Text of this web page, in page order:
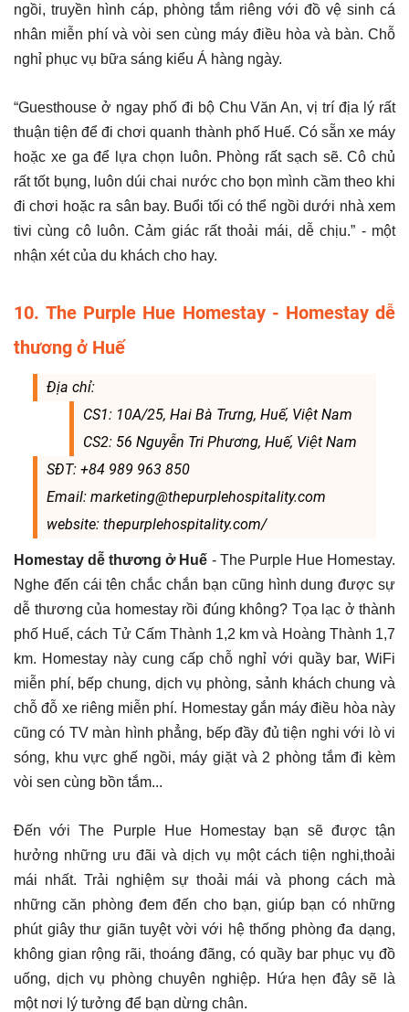
ngồi, truyền hình cáp, phòng tắm riêng với đồ vệ sinh cá
nhân miễn phí và vòi sen cùng máy điều hòa và bàn. Chỗ
nghỉ phục vụ bữa sáng kiểu Á hàng ngày.
“Guesthouse ở ngay phố đi bộ Chu Văn An, vị trí địa lý rất
thuận tiện để đi chơi quanh thành phố Huế. Có sẵn xe máy
hoặc xe ga để lựa chọn luôn. Phòng rất sạch sẽ. Cô chủ
rất tốt bụng, luôn dúi chai nước cho bọn mình cầm theo khi
đi chơi hoặc ra sân bay. Buổi tối có thể ngồi dưới nhà xem
tivi cùng cô luôn. Cảm giác rất thoải mái, dễ chịu.” - một
nhận xét của du khách cho hay.
10. The Purple Hue Homestay - Homestay dễ
thương ở Huế
Địa chỉ:
CS1: 10A/25, Hai Bà Trưng, Huế, Việt Nam
CS2: 56 Nguyễn Tri Phương, Huế, Việt Nam
SĐT: +84 989 963 850
Email: marketing@thepurplehospitality.com
website: thepurplehospitality.com/
Homestay dễ thương ở Huế - The Purple Hue Homestay.
Nghe đến cái tên chắc chắn bạn cũng hình dung được sự
dễ thương của homestay rồi đúng không? Tọa lạc ở thành
phố Huế, cách Tử Cấm Thành 1,2 km và Hoàng Thành 1,7
km. Homestay này cung cấp chỗ nghỉ với quầy bar, WiFi
miễn phí, bếp chung, dịch vụ phòng, sảnh khách chung và
chỗ đỗ xe riêng miễn phí. Homestay gắn máy điều hòa này
cũng có TV màn hình phẳng, bếp đầy đủ tiện nghi với lò vi
sóng, khu vực ghế ngồi, máy giặt và 2 phòng tắm đi kèm
vòi sen cùng bồn tắm...
Đến với The Purple Hue Homestay bạn sẽ được tận
hưởng những ưu đãi và dịch vụ một cách tiện nghi,thoải
mái nhất. Trải nghiệm sự thoải mái và phong cách mà
những căn phòng đem đến cho bạn, giúp bạn có những
phút giây thư giãn tuyệt vời với hệ thống phòng đa dạng,
không gian rộng rãi, thoáng đãng, có quầy bar phục vụ đồ
uống, dịch vụ phòng chuyên nghiệp. Hứa hẹn đây sẽ là
một nơi lý tưởng để bạn dừng chân.